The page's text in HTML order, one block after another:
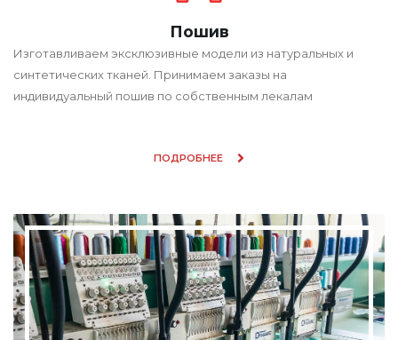
Пошив
Изготавливаем эксклюзивные модели из натуральных и
синтетических тканей. Принимаем заказы на
индивидуальный пошив по собственным лекалам
ПОДРОБНЕЕ